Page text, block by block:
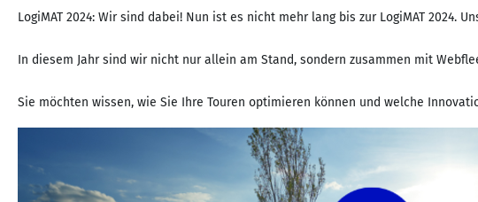
LogiMAT 2024: Wir sind dabei! Nun ist es nicht mehr lang bis zur LogiMAT 2024.
In diesem Jahr sind wir nicht nur allein am Stand, sondern zusammen mit
Sie möchten wissen, wie Sie Ihre Touren optimieren können und welche